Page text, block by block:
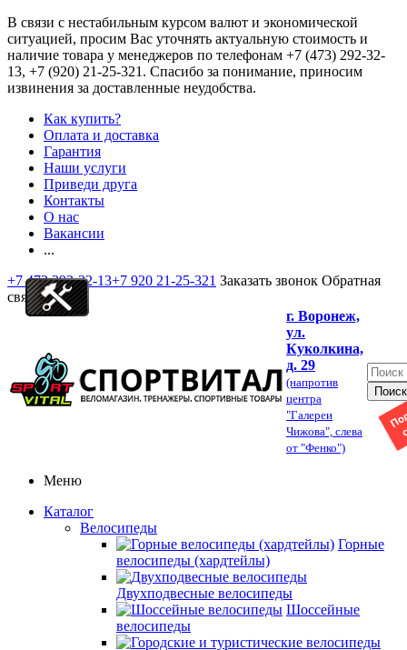
В связи с нестабильным курсом валют и экономической
ситуацией, просим Вас уточнять актуальную стоимость и
наличие товара у менеджеров по телефонам +7 (473) 292-32-
13, +7 (920) 21-25-321 . Спасибо за понимание, приносим
извинения за доставленные неудобства.
Как купить?
Оплата и доставка
Гарантия
Наши услуги
Приведи друга
Контакты
О нас
Вакансии
...
+7 473 292-32-13+7 920 21-25-321 Заказать звонок Обратная
связь
г. Воронеж,
ул.
Куколкина,
д. 29
(напротив
центра
"Галереи
Чижова", слева
от "Фенко")
Меню
Каталог
Велосипеды
Горные
велосипеды (хардтейлы)
Двухподвесные велосипеды
Шоссейные
велосипеды